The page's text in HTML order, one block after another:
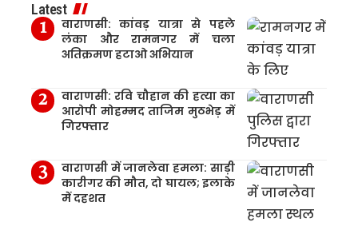
Latest
वाराणसी: कांवड़ यात्रा से पहले
लंका और रामनगर में चला
अतिक्रमण हटाओ अभियान
वाराणसी: रवि चौहान की हत्या का
आरोपी मोहम्मद ताजिम मुठभेड़ में
गिरफ्तार
वाराणसी में जानलेवा हमला: साड़ी
कारीगर की मौत, दो घायल; इलाके
में दहशत